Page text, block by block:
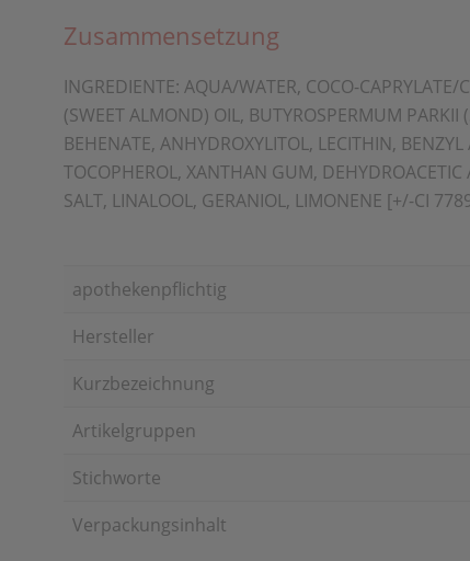
Zusammensetzung
INGREDIENTE: AQUA/WATER, COCO-
(SWEET ALMOND) OIL, BUTYROSPERMUM PARKII
BEHENATE, ANHYDROXYLITOL, LECITHIN,
TOCOPHEROL, XANTHAN GUM,
SALT, LINALOOL, GERANIOL, LIMONENE [+/-CI
apothekenpflichtig
Hersteller
Kurzbezeichnung
Artikelgruppen
Stichworte
Verpackungsinhalt